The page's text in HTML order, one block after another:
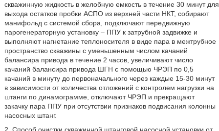
скважинную жидкость в желобную емкость в течение 30 минут для
выхода остатков пробки АСПО из верхней части НКТ, собирают
манифольд с системой сбора, подключают передвижную
парогенераторную установку – ППУ к затрубной задвижке и
выполняют нагнетание теплоносителя в виде пара в межтрубное
пространство скважины с уменьшенным числом качаний
балансира привода в течение 2 часов, увеличивают число
качаний балансира привода ШГН с помощью ЧРЭП по 0,5
качаний в минуту до первоначального через каждые 15-30 минут
в зависимости от количества отложений с контролем нагрузки на
штанги по динамограмме, отключают ЧРЭП и прекращают
закачку пара ППУ при отсутствии признаков подвисания колонны
насосных штанг.